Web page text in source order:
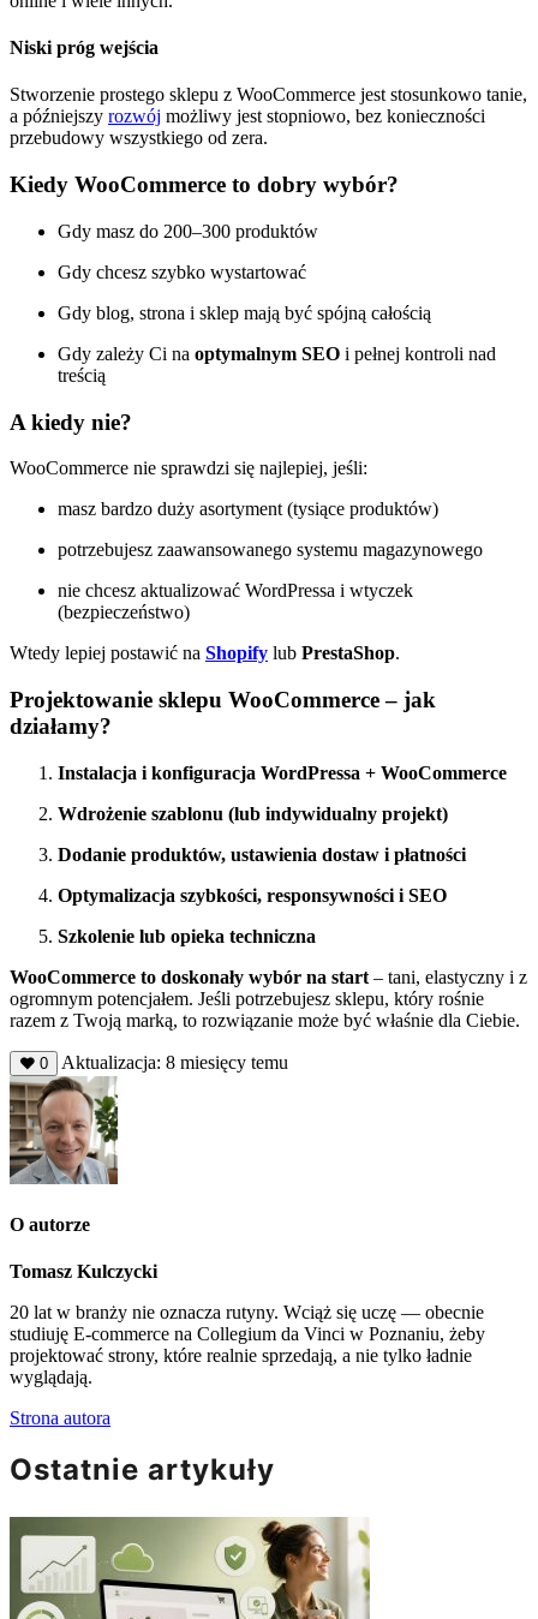
Niski próg wejścia
Stworzenie prostego sklepu z WooCommerce jest stosunkowo tanie,
a późniejszy rozwój możliwy jest stopniowo, bez konieczności
przebudowy wszystkiego od zera.
Kiedy WooCommerce to dobry wybór?
Gdy masz do 200–300 produktów
Gdy chcesz szybko wystartować
Gdy blog, strona i sklep mają być spójną całością
Gdy zależy Ci na optymalnym SEO i pełnej kontroli nad
treścią
A kiedy nie?
WooCommerce nie sprawdzi się najlepiej, jeśli:
masz bardzo duży asortyment (tysiące produktów)
potrzebujesz zaawansowanego systemu magazynowego
nie chcesz aktualizować WordPressa i wtyczek
(bezpieczeństwo)
Wtedy lepiej postawić na Shopify lub PrestaShop.
Projektowanie sklepu WooCommerce – jak
działamy?
Instalacja i konfiguracja WordPressa + WooCommerce
Wdrożenie szablonu (lub indywidualny projekt)
Dodanie produktów, ustawienia dostaw i płatności
Optymalizacja szybkości, responsywności i SEO
Szkolenie lub opieka techniczna
WooCommerce to doskonały wybór na start – tani, elastyczny i z
ogromnym potencjałem. Jeśli potrzebujesz sklepu, który rośnie
razem z Twoją marką, to rozwiązanie może być właśnie dla Ciebie.
0 Aktualizacja: 8 miesięcy temu
O autorze
Tomasz Kulczycki
20 lat w branży nie oznacza rutyny. Wciąż się uczę — obecnie
studiuję E-commerce na Collegium da Vinci w Poznaniu, żeby
projektować strony, które realnie sprzedają, a nie tylko ładnie
wyglądają.
Strona autora
Ostatnie artykuły